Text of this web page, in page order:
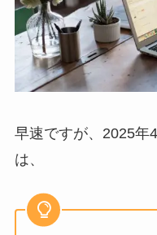
早速ですが、2025年
は、